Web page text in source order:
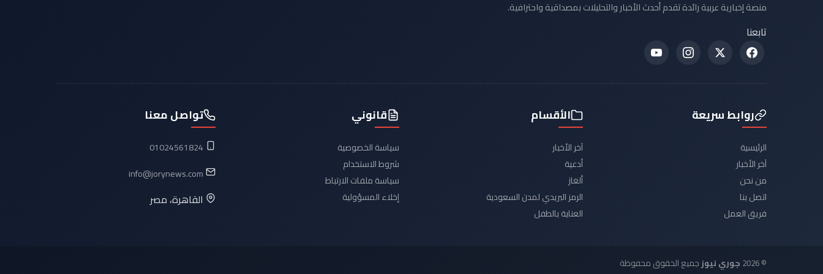
منصة إخبارية عربية رائدة تقدم أحدث الأخبار والتحليلات بمصداقية واحترافية.
تابعنا
روابط سريعة
الرئيسية
آخر الأخبار
من نحن
اتصل بنا
فريق العمل
الأقسام
آخر الأخبار
أدعية
ألغاز
الرمز البريدي لمدن السعودية
العناية بالطفل
قانوني
سياسة الخصوصية
شروط الاستخدام
سياسة ملفات الارتباط
إخلاء المسؤولية
تواصل معنا
01024561824
info@jorynews.com
القاهرة، مصر
© 2026 جوري نيوز جميع الحقوق محفوظة